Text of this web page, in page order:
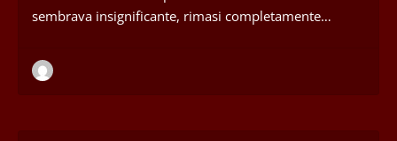
sembrava insignificante, rimasi completamente…